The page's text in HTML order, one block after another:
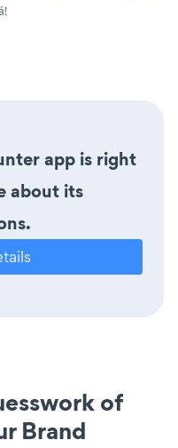
app is right
about its
of
Brand